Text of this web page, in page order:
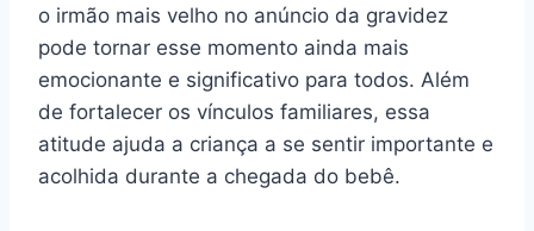
o irmão mais velho no anúncio da gravidez
pode tornar esse momento ainda mais
emocionante e significativo para todos. Além
de fortalecer os vínculos familiares, essa
atitude ajuda a criança a se sentir importante e
acolhida durante a chegada do bebê.